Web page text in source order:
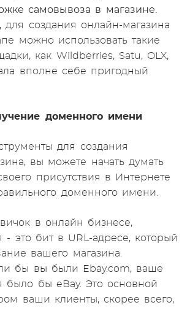
самовывоза в магазине.
для создания онлайн-магазина
можно использовать такие
как Wildberries, Satu, OLX,
вполне себе пригодный
доменного имени
для создания
вы можете начать думать
присутствия в Интернете
доменного имени.
в онлайн бизнесе,
это бит в URL-адресе, который
вашего магазина.
бы вы были Ebay.com, ваше
было бы eBay. Это основной
ваши клиенты, скорее всего,